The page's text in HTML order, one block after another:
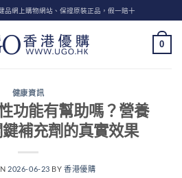
品網上購物網站、保證原裝正品，假一賠十
0
健康資訊
功能有幫助嗎？營養
補充劑的真實效果
2026-06-23 BY香港優購